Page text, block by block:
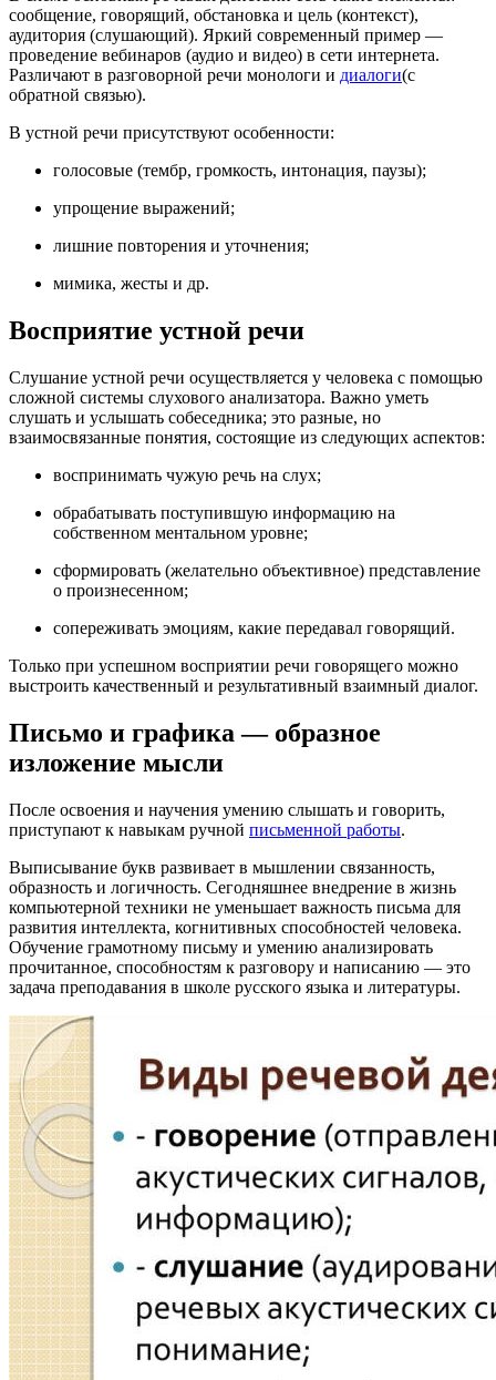
сообщение, говорящий, обстановка и цель (контекст),
аудитория (слушающий). Яркий современный пример —
проведение вебинаров (аудио и видео) в сети интернета.
Различают в разговорной речи монологи и диалоги(с
обратной связью).
В устной речи присутствуют особенности:
голосовые (тембр, громкость, интонация, паузы);
упрощение выражений;
лишние повторения и уточнения;
мимика, жесты и др.
Восприятие устной речи
Слушание устной речи осуществляется у человека с помощью
сложной системы слухового анализатора. Важно уметь
слушать и услышать собеседника; это разные, но
взаимосвязанные понятия, состоящие из следующих аспектов:
воспринимать чужую речь на слух;
обрабатывать поступившую информацию на
собственном ментальном уровне;
сформировать (желательно объективное) представление
о произнесенном;
сопереживать эмоциям, какие передавал говорящий.
Только при успешном восприятии речи говорящего можно
выстроить качественный и результативный взаимный диалог.
Письмо и графика — образное
изложение мысли
После освоения и научения умению слышать и говорить,
приступают к навыкам ручной письменной работы.
Выписывание букв развивает в мышлении связанность,
образность и логичность. Сегодняшнее внедрение в жизнь
компьютерной техники не уменьшает важность письма для
развития интеллекта, когнитивных способностей человека.
Обучение грамотному письму и умению анализировать
прочитанное, способностям к разговору и написанию — это
задача преподавания в школе русского языка и литературы.